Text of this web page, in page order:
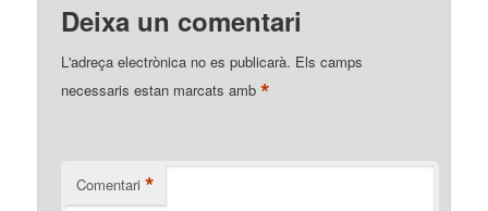
Deixa un comentari
L'adreça electrònica no es publicarà. Els camps
necessaris estan marcats amb*
Comentari *